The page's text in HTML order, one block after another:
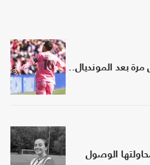
بعد المونديال..
الوصول